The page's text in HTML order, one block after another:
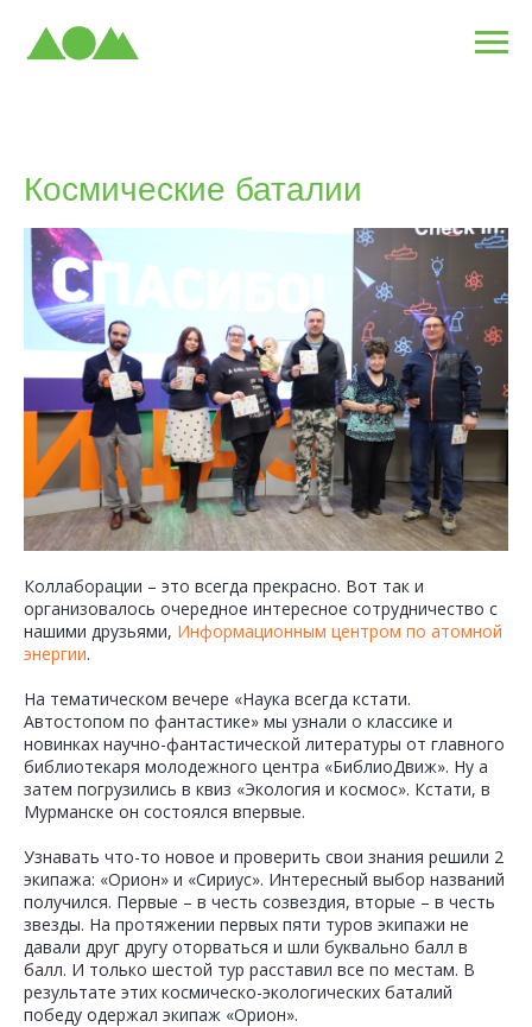
Космические баталии
Коллаборации – это всегда прекрасно. Вот так и
организовалось очередное интересное сотрудничество с
нашими друзьями, Информационным центром по атомной
энергии.
На тематическом вечере «Наука всегда кстати.
Автостопом по фантастике» мы узнали о классике и
новинках научно-фантастической литературы от главного
библиотекаря молодежного центра «БиблиоДвиж». Ну а
затем погрузились в квиз «Экология и космос». Кстати, в
Мурманске он состоялся впервые.
Узнавать что-то новое и проверить свои знания решили 2
экипажа: «Орион» и «Сириус». Интересный выбор названий
получился. Первые – в честь созвездия, вторые – в честь
звезды. На протяжении первых пяти туров экипажи не
давали друг другу оторваться и шли буквально балл в
балл. И только шестой тур расставил все по местам. В
результате этих космическо-экологических баталий
победу одержал экипаж «Орион».